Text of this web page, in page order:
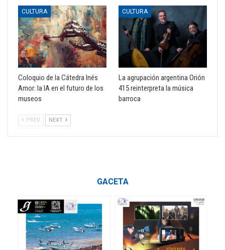
CULTURA
Coloquio de la Cátedra Inés
Amor: la IA en el futuro de los
museos
CULTURA
La agrupación argentina Orión
415 reinterpreta la música
barroca
PREV NEXT
GACETA